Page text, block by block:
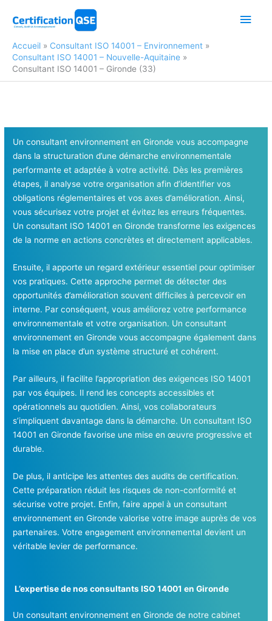
Accueil
Consultant ISO 14001 – Environnement
Consultant ISO 14001 – Nouvelle-Aquitaine
Consultant ISO 14001 – Gironde (33)
Un consultant environnement en Gironde vous accompagne
dans la structuration d’une démarche environnementale
performante et adaptée à votre activité. Dès les premières
étapes, il analyse votre organisation afin d’identifier vos
obligations réglementaires et vos axes d’amélioration. Ainsi,
vous sécurisez votre projet et évitez les erreurs fréquentes.
Un consultant ISO 14001 en Gironde transforme les exigences
de la norme en actions concrètes et directement applicables.
Ensuite, il apporte un regard extérieur essentiel pour optimiser
vos pratiques. Cette approche permet de détecter des
opportunités d’amélioration souvent difficiles à percevoir en
interne. Par conséquent, vous améliorez votre performance
environnementale et votre organisation. Un consultant
environnement en Gironde vous accompagne également dans
la mise en place d’un système structuré et cohérent.
Par ailleurs, il facilite l’appropriation des exigences ISO 14001
par vos équipes. Il rend les concepts accessibles et
opérationnels au quotidien. Ainsi, vos collaborateurs
s’impliquent davantage dans la démarche. Un consultant ISO
14001 en Gironde favorise une mise en œuvre progressive et
durable.
De plus, il anticipe les attentes des audits de certification.
Cette préparation réduit les risques de non-conformité et
sécurise votre projet. Enfin, faire appel à un consultant
environnement en Gironde valorise votre image auprès de vos
partenaires. Votre engagement environnemental devient un
véritable levier de performance.
L’expertise de nos consultants ISO 14001 en Gironde
Un consultant environnement en Gironde de notre cabinet